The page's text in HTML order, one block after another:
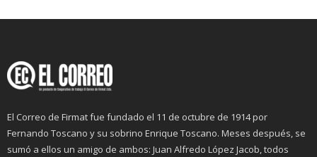
El Correo de Firmat fue fundado el 11 de octubre de 1914 por
Fernando Toscano y su sobrino Enrique Toscano. Meses después, se
sumó a ellos un amigo de ambos: Juan Alfredo López Jacob, todos